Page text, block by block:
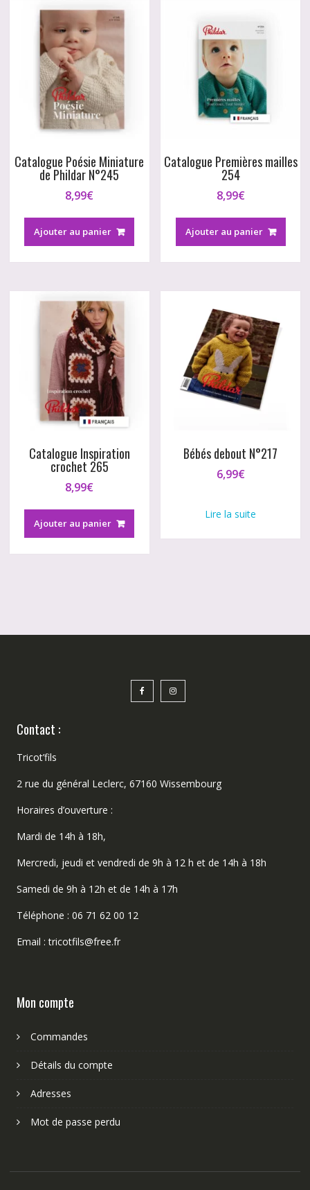
Catalogue Poésie Miniature
de Phildar N°245
8,99€
Ajouter au panier
Catalogue Premières mailles
254
8,99€
Ajouter au panier
Catalogue Inspiration
crochet 265
8,99€
Ajouter au panier
Bébés debout N°217
6,99€
Lire la suite
Contact :
Tricot’fils
2 rue du général Leclerc, 67160 Wissembourg
Horaires d’ouverture :
Mardi de 14h à 18h,
Mercredi, jeudi et vendredi de 9h à 12 h et de 14h à 18h
Samedi de 9h à 12h et de 14h à 17h
Téléphone : 06 71 62 00 12
Email : tricotfils@free.fr
Mon compte
Commandes
Détails du compte
Adresses
Mot de passe perdu